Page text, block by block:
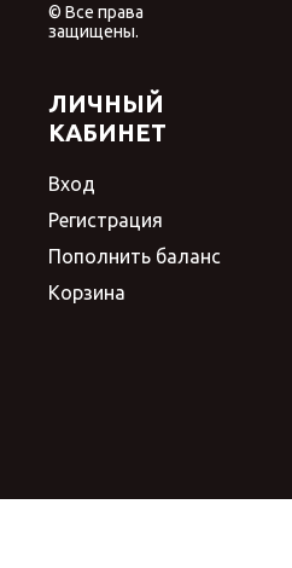
© Все права
защищены.
ЛИЧНЫЙ
КАБИНЕТ
Вход
Регистрация
Пополнить баланс
Корзина